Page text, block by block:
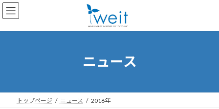
コ
ン
ン
プ
ナ
ビ
ー
動
ニュース
トップページ ニュース 2016年